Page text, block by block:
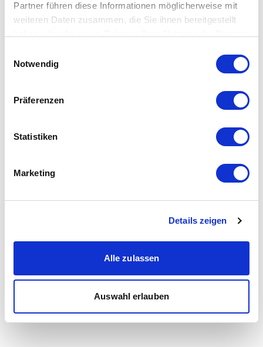
Partner führen diese Informationen möglicherweise mit
weiteren Daten zusammen, die Sie ihnen bereitgestellt
Notwendig
Präferenzen
Statistiken
Marketing
Details zeigen
Alle zulassen
Auswahl erlauben